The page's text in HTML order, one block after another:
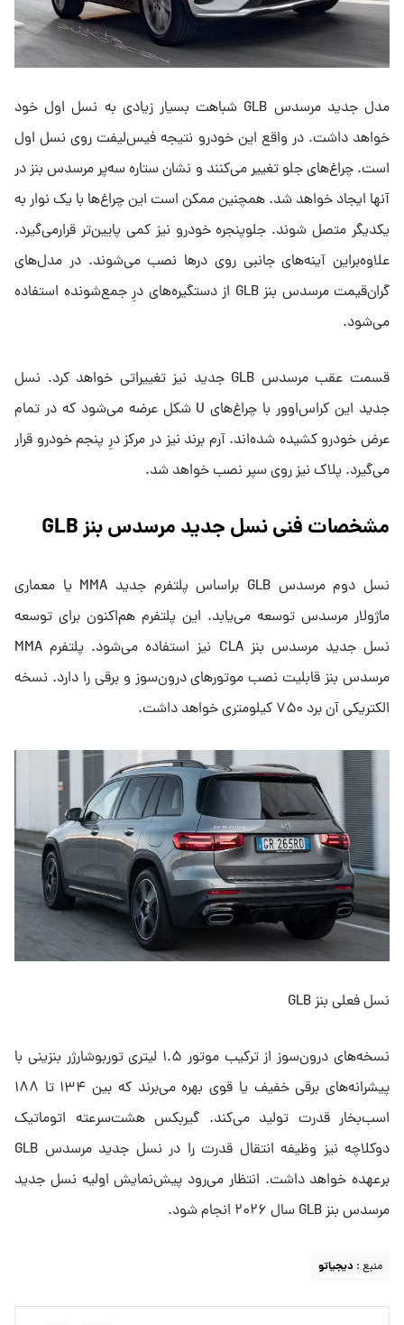
مدل جدید مرسدس GLB شباهت بسیار زیادی به نسل اول خود
خواهد داشت. در واقع این خودرو نتیجه فیس‌لیفت روی نسل اول
است. چراغ‌های جلو تغییر می‌کنند و نشان ستاره سه‌پر مرسدس بنز در
آنها ایجاد خواهد شد. همچنین ممکن است این چراغ‌ها با یک نوار به
یکدیگر متصل شوند. جلوپنجره خودرو نیز کمی پایین‌تر قرارمی‌گیرد.
علاوه‌‎براین آینه‌های جانبی روی درها نصب می‌شوند. در مدل‌های
گران‌قیمت مرسدس بنز GLB از دستگیره‌های درِ جمع‌شونده استفاده
می‌شود.
قسمت عقب مرسدس GLB جدید نیز تغییراتی خواهد کرد. نسل
جدید این کراس‌اوور با چراغ‌های U شکل عرضه می‌شود که در تمام
عرض خودرو کشیده شده‌اند. آرم برند نیز در مرکز درِ پنجم خودرو قرار
می‌گیرد. پلاک نیز روی سپر نصب خواهد شد.
مشخصات فنی نسل جدید مرسدس بنز GLB
نسل دوم مرسدس GLB براساس پلتفرم جدید MMA یا معماری
ماژولار مرسدس توسعه می‌یابد. این پلتفرم هم‌اکنون برای توسعه
نسل جدید مرسدس بنز CLA‌ نیز استفاده می‌شود. پلتفرم MMA
مرسدس بنز قابلیت نصب موتورهای درون‌سوز و برقی را دارد. نسخه
الکتریکی آن برد ۷۵۰ کیلومتری خواهد داشت.
نسل فعلی بنز GLB
نسخه‌های درون‌سوز از ترکیب موتور ۱.۵ لیتری توربوشارژر بنزینی با
پیشرانه‌های برقی خفیف یا قوی بهره می‌برند که بین ۱۳۴ تا ۱۸۸
اسب‌بخار قدرت تولید می‌کند. گیربکس هشت‌سرعته اتوماتیک
دوکلاچه نیز وظیفه انتقال قدرت را در نسل جدید مرسدس GLB
برعهده خواهد داشت. انتظار می‌رود پیش‌نمایش اولیه نسل جدید
مرسدس بنز GLB سال ۲۰۲۶ انجام شود.
منبع : دیجیاتو